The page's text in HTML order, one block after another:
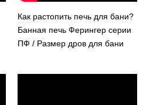
Как растопить печь для бани?
Банная печь Ферингер серии
ПФ / Размер дров для бани